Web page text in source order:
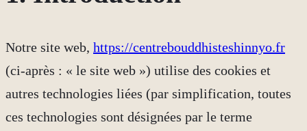
Notre site web, https://centrebouddhisteshinnyo.fr
(ci-après : « le site web ») utilise des cookies et
autres technologies liées (par simplification, toutes
ces technologies sont désignées par le terme